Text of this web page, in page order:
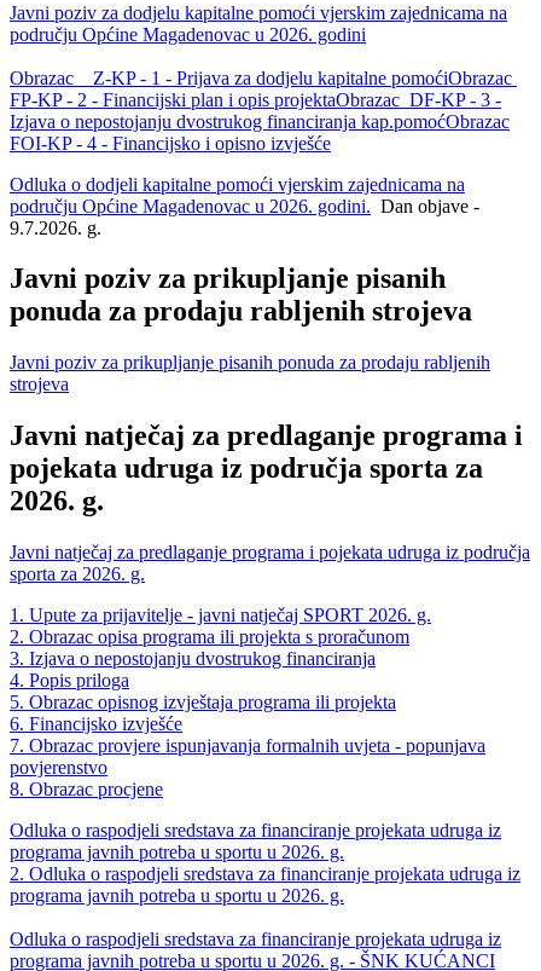
Javni poziv za dodjelu kapitalne pomoći vjerskim zajednicama na
području Općine Magadenovac u 2026. godini
Obrazac Z-KP - 1 - Prijava za dodjelu kapitalne pomoćiObrazac
FP-KP - 2 - Financijski plan i opis projektaObrazac DF-KP - 3 -
Izjava o nepostojanju dvostrukog financiranja kap.pomoćObrazac
FOI-KP - 4 - Financijsko i opisno izvješće
Odluka o dodjeli kapitalne pomoći vjerskim zajednicama na
području Općine Magadenovac u 2026. godini. Dan objave -
9.7.2026. g.
Javni poziv za prikupljanje pisanih
ponuda za prodaju rabljenih strojeva
Javni poziv za prikupljanje pisanih ponuda za prodaju rabljenih
strojeva
Javni natječaj za predlaganje programa i
pojekata udruga iz područja sporta za
2026. g.
Javni natječaj za predlaganje programa i pojekata udruga iz područja
sporta za 2026. g.
1. Upute za prijavitelje - javni natječaj SPORT 2026. g.
2. Obrazac opisa programa ili projekta s proračunom
3. Izjava o nepostojanju dvostrukog financiranja
4. Popis priloga
5. Obrazac opisnog izvještaja programa ili projekta
6. Financijsko izvješće
7. Obrazac provjere ispunjavanja formalnih uvjeta - popunjava
povjerenstvo
8. Obrazac procjene
Odluka o raspodjeli sredstava za financiranje projekata udruga iz
programa javnih potreba u sportu u 2026. g.
2. Odluka o raspodjeli sredstava za financiranje projekata udruga iz
programa javnih potreba u sportu u 2026. g.
Odluka o raspodjeli sredstava za financiranje projekata udruga iz
programa javnih potreba u sportu u 2026. g. - ŠNK KUĆANCI